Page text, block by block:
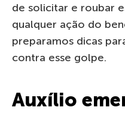
de solicitar e roubar
qualquer ação do
preparamos dicas
contra esse golpe.
Auxílio